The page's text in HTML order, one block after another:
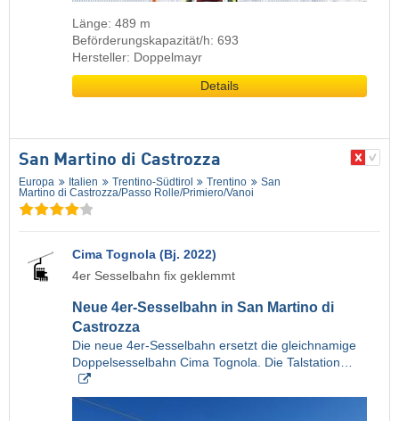
Länge: 489 m
Beförderungskapazität/h: 693
Hersteller: Doppelmayr
Details
San Martino di Castrozza
Europa Italien Trentino-Südtirol Trentino
San
Martino di Castrozza/​Passo Rolle/​Primiero/​Vanoi
Cima Tognola (Bj. 2022)
4er Sesselbahn fix geklemmt
Neue 4er-Sesselbahn in San Martino di
Castrozza
Die neue 4er-Sesselbahn ersetzt die gleichnamige
Doppelsesselbahn Cima Tognola. Die Talstation…